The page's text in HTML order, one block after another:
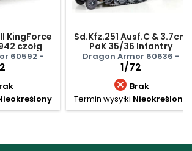
KingForce
czołg
60592 -
Sd.Kfz.251 Ausf.C & 3.7cm
PaK 35/36 Infantry
Division Grossdeuts
Dragon Armor 60636 -
1/72
 Brak
Termin wysyłki Nieokreślony